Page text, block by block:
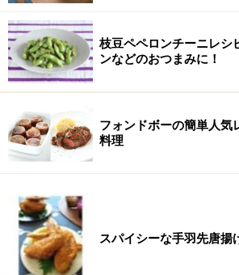
トッピングの野菜はブロッコリー、
ゃ、うずらの卵、ヤングコーンヨー
ます。冷蔵庫など手短にあるものでOK
レンジで簡単ミートローフ
■ミートローフの作り方
1
材料を切る
たまねぎはみじん切りにします。パ
なじませます。
枝豆ペペロンチーニレ
ンなどのおつまみに！
フォンドボーの簡単人気
料理
スパイシーな手羽先唐揚